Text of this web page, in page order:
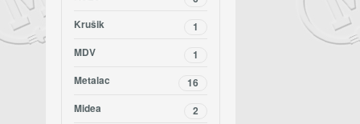
Krušik
1
MDV
1
Metalac
16
Midea
2